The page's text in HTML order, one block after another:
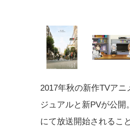
2017年秋の新作TVア
ジュアルと新PVが公開
にて放送開始されるこ